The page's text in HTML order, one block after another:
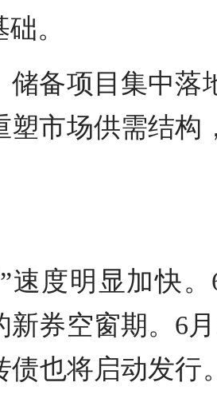
。
备项目集中
市场供需结
度明显加快
券空窗期。6
也将启动发